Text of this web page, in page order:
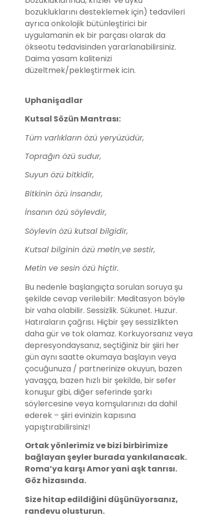
bozukluklarını desteklemek için) tedavileri
ayrıca onkolojik bütünleştirici bir
uygulamanin ek bir parçası olarak da
ökseotu tedavisinden yararlanabilirsiniz.
Daima yasam kalitenizi
düzeltmek/pekleştirmek icin.
Uphanişadlar
Kutsal Sözün Mantrası:
Tüm varlıkların özü yeryüzüdür,
Toprağın özü sudur,
Suyun özü bitkidir,
Bitkinin özü insandır,
İnsanın özü söylevdir,
Söylevin özü kutsal bilgidir,
Kutsal bilginin özü metin ve sestir,
Metin ve sesin özü hiçtir.
Bu nedenle başlangıçta sorulan soruya şu
şekilde cevap verilebilir: Meditasyon böyle
bir vaha olabilir. Sessizlik. Sükunet. Huzur.
Hatıraların çağrısı. Hiçbir şey sessizlikten
daha gür ve tok olamaz. Korkuyorsanız veya
depresyondaysanız, seçtiğiniz bir şiiri her
gün aynı saatte okumaya başlayın veya
çocuğunuza / partnerinize okuyun, bazen
yavaşça, bazen hızlı bir şekilde, bir sefer
konuşur gibi, diğer seferinde şarkı
söylercesine veya komşularınızı da dahil
ederek – şiiri evinizin kapısına
yapıştırabilirsiniz!
Ortak yönlerimiz ve bizi birbirimize
bağlayan şeyler burada yankılanacak.
Roma’ya karşı Amor yani aşk tanrısı.
Göz hizasında.
Size hitap edildiğini düşünüyorsanız,
randevu olusturun.